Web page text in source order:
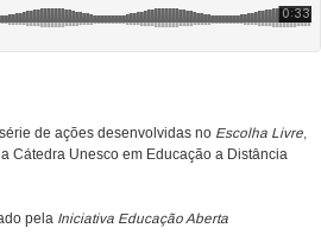
de ações desenvolvidas no Escolha Livre,
Cátedra Unesco em Educação a Distância
pela Iniciativa Educação Aberta